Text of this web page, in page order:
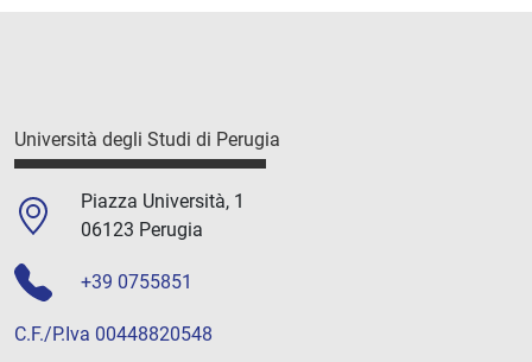
Università degli Studi di Perugia
Piazza Università, 1
06123 Perugia
+39 0755851
C.F./P.Iva 00448820548